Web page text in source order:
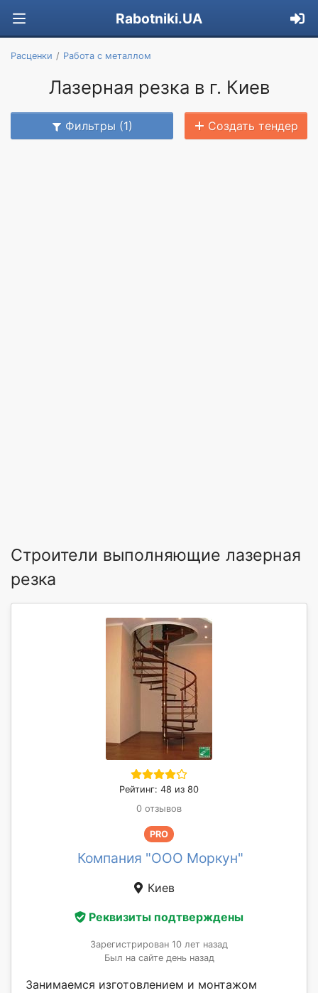
Rabotniki.UA
Расценки Работа с металлом
Лазерная резка в г. Киев
Фильтры (1) Создать тендер
Строители выполняющие лазерная
резка
Рейтинг: 48 из 80
0 отзывов
PRO
Компания "ООО Моркун"
Киев
Реквизиты подтверждены
Зарегистрирован 10 лет назад
Был на сайте день назад
Занимаемся изготовлением и монтажом